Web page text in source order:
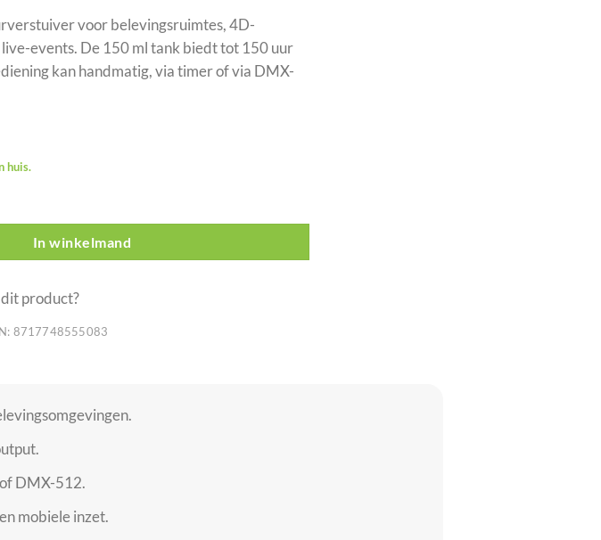
voor belevingsruimtes, 4D-
live-events. De 150 ml tank biedt tot 150 uur
kan handmatig, via timer of via DMX-
huis.
met DMX en timer aantal
In winkelmand
product?
8717748555083
DMX-512.
mobiele inzet.